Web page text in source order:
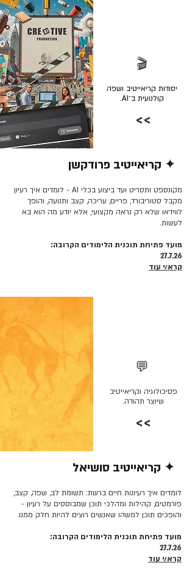
🎬
יסודות קריאייטיב ושפה
קולנועית ב־AI.
>>
✦ קריאייטיב פרודקשן
מקונספט ותסריט ועד ביצוע בכלי AI - לומדים איך רעיון
מקבל סטוריבורד, פריים, עריכה, קצב ותנועה, והופך
לווידאו שלא רק נראה מקצועי, אלא יודע מה הוא בא
לעשות.
מועד פתיחת תוכנית הלימודים הקרובה:
27.7.26
קרא/י עוד
💬
פסיכולוגיה וקריאייטיב
שיוצר תהודה.
>>
✦ קריאייטיב סושיאל
לומדים איך רעיונות חיים ברשת: תשומת לב, שפה, קצב,
פורמטים, קהילות ומהלכי תוכן שמבוססים על רעיון -
והופכים תוכן למשהו שאנשים רוצים להיות חלק ממנו.
מועד פתיחת תוכנית הלימודים הקרובה:
27.7.26
קרא/י עוד